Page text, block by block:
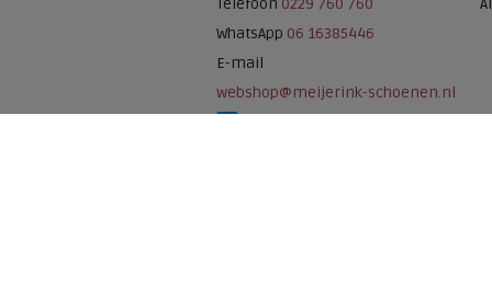
Telefoon 0229 760 760
WhatsApp 06 16385446
E-mail
webshop@meijerink-schoenen.nl